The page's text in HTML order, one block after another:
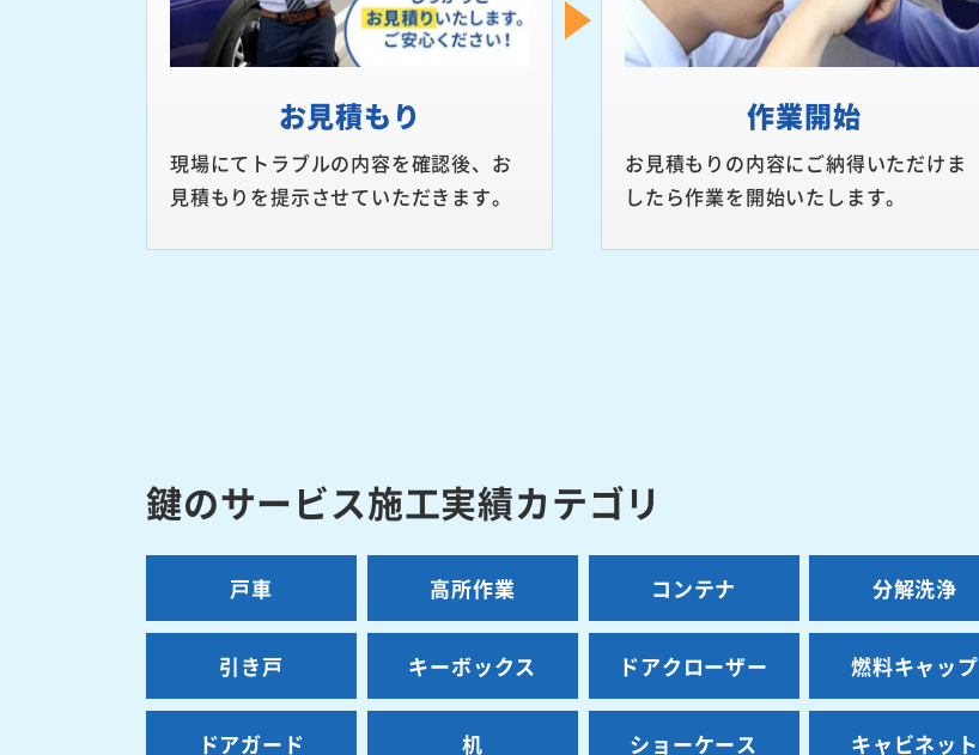
お見積もり
現場にてトラブルの内容を確認後、お
見積もりを提示させていただきます。
作業開始
お見積もりの内容にご納得いただけま
したら作業を開始いたします。
鍵のサービス施工実績カテゴリ
戸車 高所作業 コンテナ 分解洗浄
引き戸 キーボックス ドアクローザー 燃料キャップ
ドアガード 机 ショーケース キャビネット